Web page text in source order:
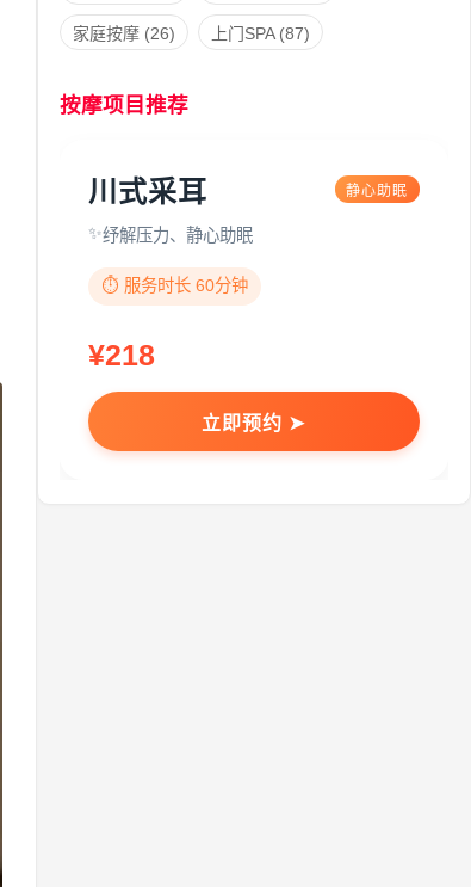
家庭按摩(26) 上门SPA(87)
按摩项目推荐
川式采耳 静心助眠
纾解压力、静心助眠
⏱️ 服务时长 60分钟
¥218
立即预约 ➤